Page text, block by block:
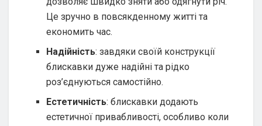
Це зручно в повсякденному житті та
економить час.
Надійність: завдяки своїй конструкції
блискавки дуже надійні та рідко
роз’єднуються самостійно.
Естетичність: блискавки додають
естетичної привабливості, особливо коли